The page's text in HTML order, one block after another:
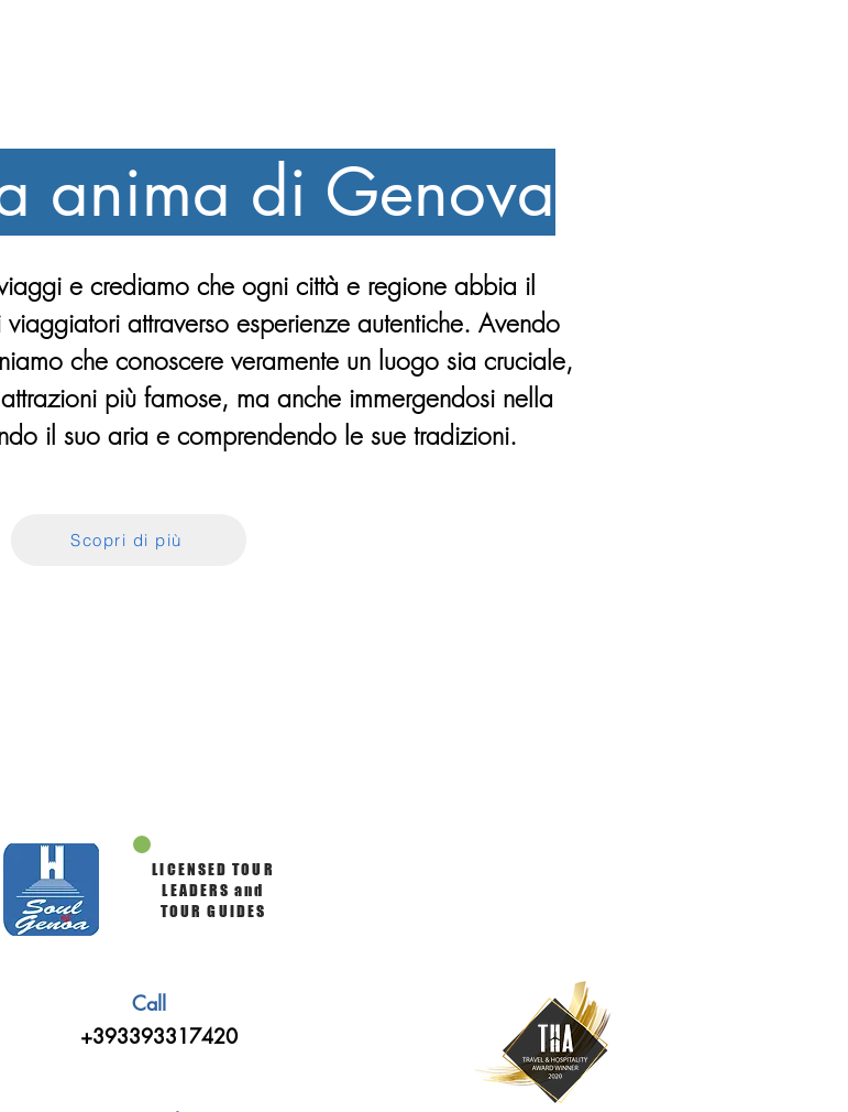
anima di Genova
e crediamo che ogni città e regione abbia il
attraverso esperienze autentiche. Avendo
che conoscere veramente un luogo sia cruciale,
più famose, ma anche immergendosi nella
il suo aria e comprendendo le sue tradizioni.
Scopri di più
LICENSED TOUR
LEADERS and
TOUR GUIDES
Call
+393393317420